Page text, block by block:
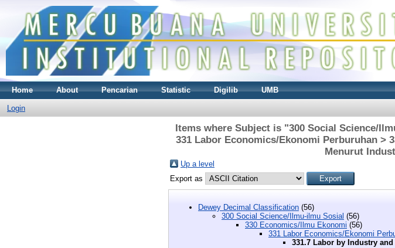
Home About Pencarian Statistic Digilib UMB
Login
Items where Subject is "300 Social Science/
331 Labor Economics/Ekonomi Perburuhan >
Menurut
Up a level
Export as
Dewey Decimal Classification (56)
300 Social Science/Ilmu-ilmu Sosial (56)
330 Economics/Ilmu Ekonomi (56)
331 Labor Economics/Ekonomi
331.7 Labor by Industry